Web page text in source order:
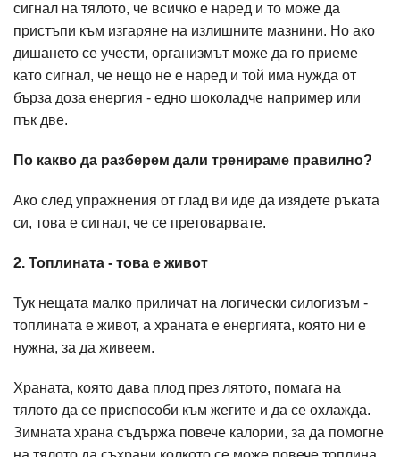
сигнал на тялото, че всичко е наред и то може да
пристъпи към изгаряне на излишните мазнини. Но ако
дишането се учести, организмът може да го приеме
като сигнал, че нещо не е наред и той има нужда от
бърза доза енергия - едно шоколадче например или
пък две.
По какво да разберем дали тренираме правилно?
Ако след упражнения от глад ви иде да изядете ръката
си, това е сигнал, че се претоварвате.
2. Топлината - това е живот
Тук нещата малко приличат на логически силогизъм -
топлината е живот, а храната е енергията, която ни е
нужна, за да живеем.
Храната, която дава плод през лятото, помага на
тялото да се приспособи към жегите и да се охлажда.
Зимната храна съдържа повече калории, за да помогне